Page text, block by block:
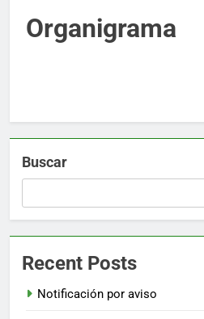
Organigrama
Buscar
Recent Posts
Notificación por aviso